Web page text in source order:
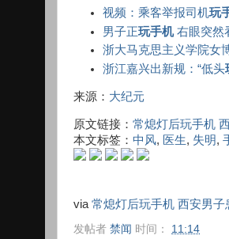
视频：乘客举报司机玩
男子正玩手机右眼突然
浙大马克思主义学院女
浙江嘉兴出新规：“低头
来源： 大纪元
原文链接： 常熄灯后玩手机
本文标签： 中风, 医生, 失明,
via 常熄灯后玩手机 西安男子
发帖者 禁闻 时间： 11:14